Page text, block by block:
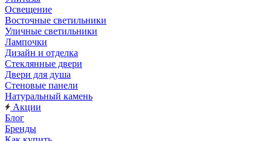
Освещение
Восточные светильники
Уличные светильники
Лампочки
Дизайн и отделка
Стеклянные двери
Двери для душа
Стеновые панели
Натуральный камень
Акции
Блог
Бренды